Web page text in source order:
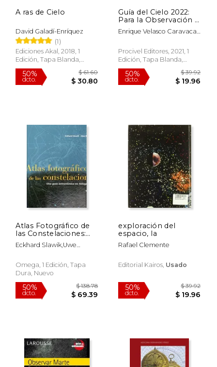
50%
dcto.
$ 122.28
$ 61.14
50%
dcto.
A ras de Cielo
David Galadí-Enríquez
(1)
Ediciones Akal, 2018, 1
Edición, Tapa Blanda,
Nuevo
Guía del Cielo 2022:
Para la Observación a
Simple Vista de
Constelaciones y
Eclipses y Lluvias de
Meteoros
Enrique Velasco Caravaca,
Procivel Editores, 2021, 1
Edición, Tapa Blanda,
Usado
Atlas Fotográfico de
las Constelaciones:
Una Guía
Astronómica en
Eckhard Slawik,Uwe
Omega, 1 Edición, Tapa
Dura, Nuevo
exploración del
espacio, la
Rafael Clemente
Editorial Kairos, Usado